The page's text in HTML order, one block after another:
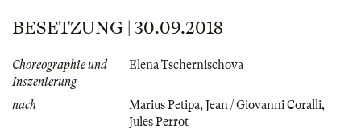
BESETZUNG | 30.09.2018
Choreographie und
Inszenierung
Elena Tschernischova
nach Marius Petipa, Jean / Giovanni Coralli,
Jules Perrot